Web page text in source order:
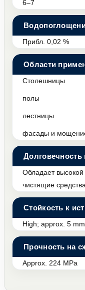
6–7
Прибл. 0,02 %
Области
Столешницы
полы
лестницы
фасады и
Долговечность
Обладает высокой
чистящие
Стойкость к
High; approx. 5 mm
Прочность на
Approx. 224 MPa